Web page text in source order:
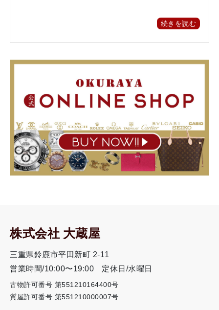
続きを読む
株式会社 大蔵屋
三重県鈴鹿市平田新町 2-11
営業時間/10:00〜19:00
定休日/水曜日
古物許可番号 第551210164400号
質屋許可番号 第551210000007号